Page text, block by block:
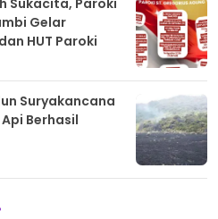
Gelar
HUT Paroki
Suryakancana
Berhasil